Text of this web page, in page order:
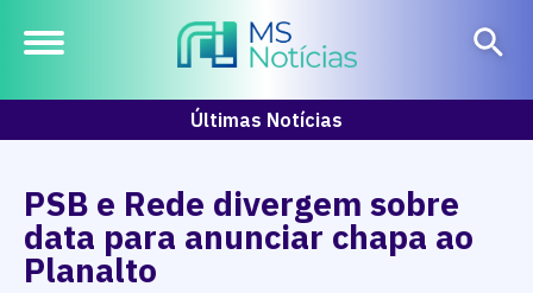
Últimas Notícias
PSB e Rede divergem sobre
data para anunciar chapa ao
Planalto